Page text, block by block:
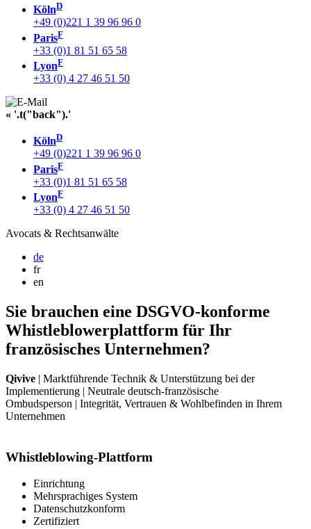
KölnD
+49 (0)221 1 39 96 96 0
ParisF
+33 (0)1 81 51 65 58
LyonF
+33 (0) 4 27 46 51 50
« '.t("back").'
KölnD
+49 (0)221 1 39 96 96 0
ParisF
+33 (0)1 81 51 65 58
LyonF
+33 (0) 4 27 46 51 50
Avocats & Rechtsanwälte
de
fr
en
Sie brauchen eine DSGVO-konforme
Whistleblowerplattform für Ihr
französisches Unternehmen?
Qivive | Marktführende Technik & Unterstützung bei der
Implementierung | Neutrale deutsch-französische
Ombudsperson | Integrität, Vertrauen & Wohlbefinden in Ihrem
Unternehmen
Whistleblowing-Plattform
Einrichtung
Mehrsprachiges System
Datenschutzkonform
Zertifiziert